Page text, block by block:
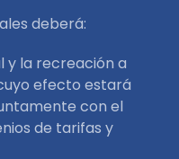
deberá:
y la recreación a
efecto estará
con el
de tarifas y